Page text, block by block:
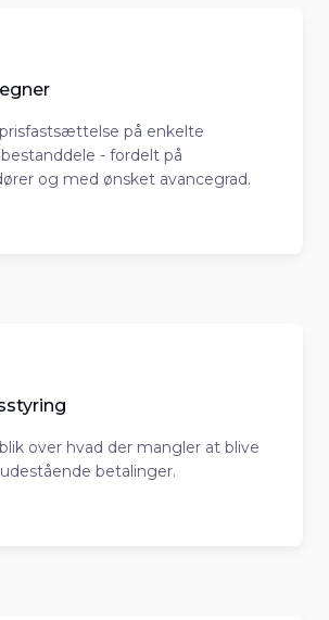
på enkelte
- fordelt på
og med ønsket avancegrad.
over hvad der mangler at blive
betalinger.